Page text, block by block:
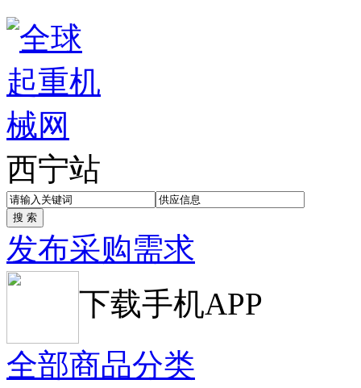
西宁站
发布采购需求
下载手机APP
全部商品分类